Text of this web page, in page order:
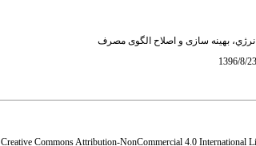
بهینه سازی و اصلاح الگوی مصرف
Creative Commons Attribution-NonCommercial 4.0 International